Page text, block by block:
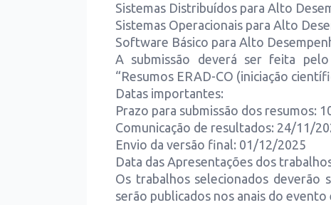
Sistemas Distribuídos para Alto
Sistemas Operacionais para Alto
Software Básico para Alto
A submissão deverá ser feita pelo
“Resumos ERAD-CO (iniciação
Datas importantes:
Prazo para submissão dos resumos:
Comunicação de resultados: 24/11/
Envio da versão final: 01/12/2025
Data das Apresentações dos
Os trabalhos selecionados deverão
serão publicados nos anais do